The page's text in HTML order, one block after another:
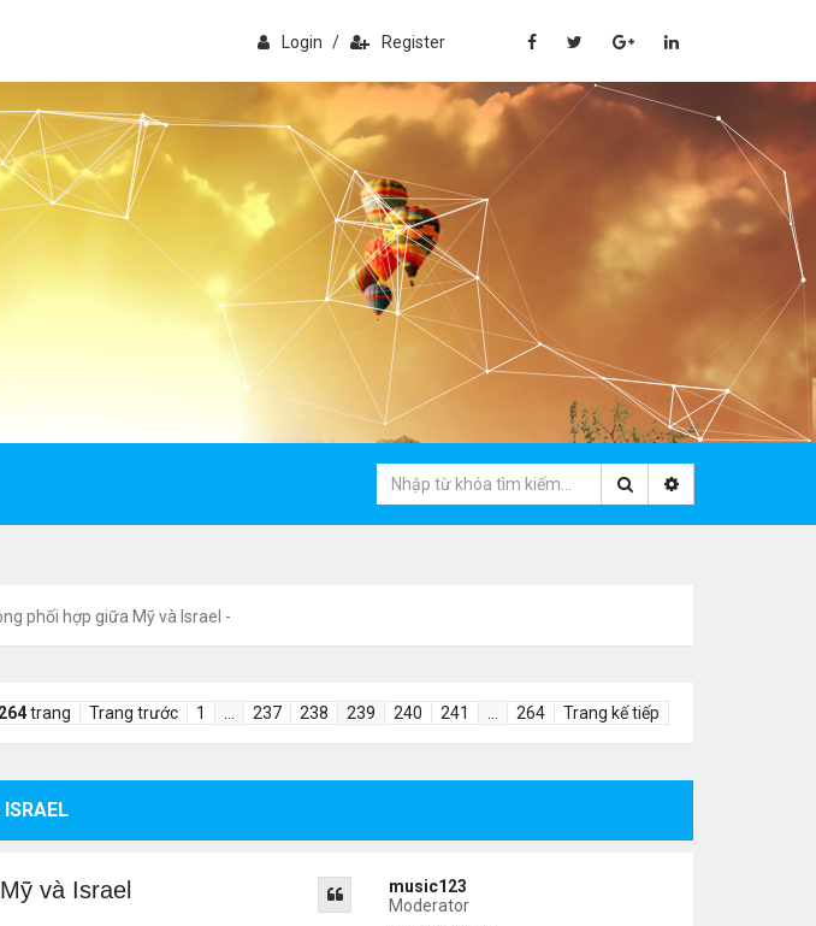
Login / Register
phối hợp giữa Mỹ và Israel -
264trang Trang trước 1 237 238 239 240 241 264 Trang kế tiếp
music123
Moderator
và Israel